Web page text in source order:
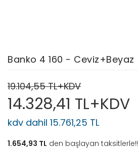
Banko 4 160 - Ceviz+Beyaz
19.104,55 TL+KDV
14.328,41 TL+KDV
kdv dahil 15.761,25 TL
1.654,93 TL den başlayan taksitlerle!!